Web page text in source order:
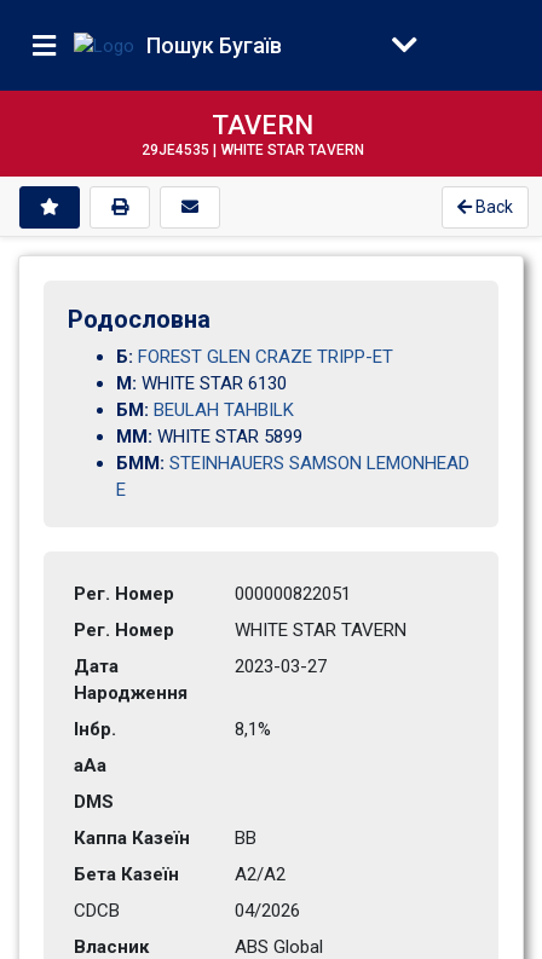
Пошук Бугаїв
TAVERN
29JE4535 | WHITE STAR TAVERN
Back
Родословна
Б: FOREST GLEN CRAZE TRIPP-ET
М: WHITE STAR 6130
БМ: BEULAH TAHBILK
ММ: WHITE STAR 5899
БММ: STEINHAUERS SAMSON LEMONHEAD
E
Рег. Номер
000000822051
Рег. Номер
WHITE STAR TAVERN
Дата
Народження
2023-03-27
Інбр.
8,1%
aAa
DMS
Каппа Казеїн
BB
Бета Казеїн
A2/A2
CDCB
04/2026
Власник
ABS Global